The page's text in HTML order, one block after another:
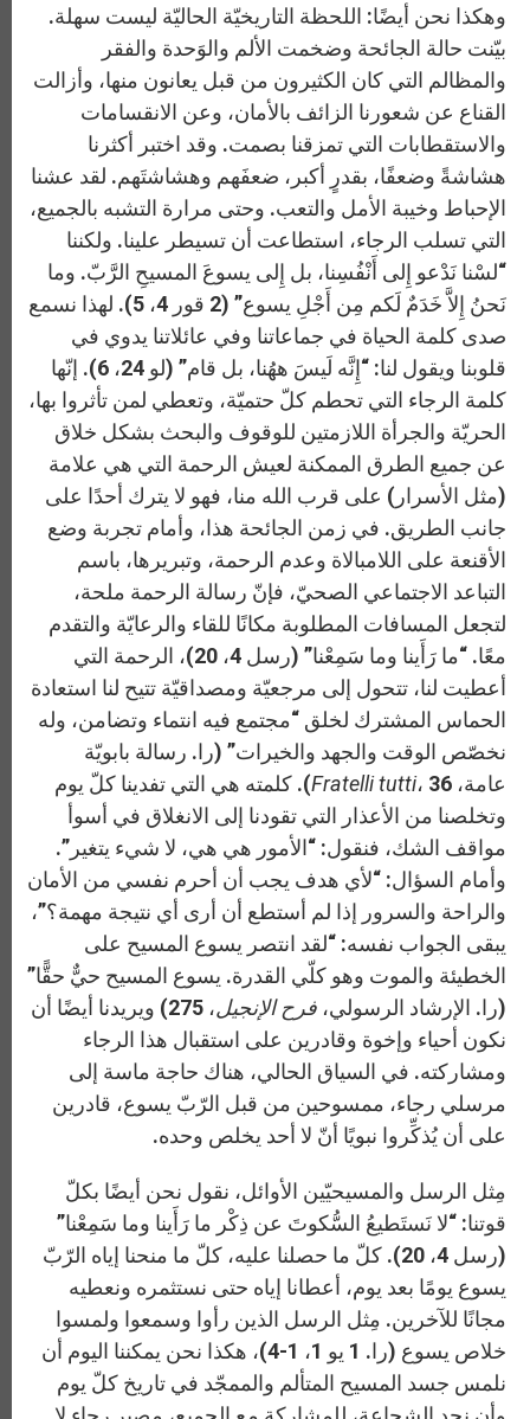
وهكذا نحن أيضًا: اللحظة التاريخيّة الحاليّة ليست سهلة.
بيّنت حالة الجائحة وضخمت الألم والوَحدة والفقر
والمظالم التي كان الكثيرون من قبل يعانون منها، وأزالت
القناع عن شعورنا الزائف بالأمان، وعن الانقسامات
والاستقطابات التي تمزقنا بصمت. وقد اختبر أكثرنا
هشاشةً وضعفًا، بقدرٍ أكبر، ضعفَهم وهشاشتَهم. لقد عشنا
الإحباط وخيبة الأمل والتعب. وحتى مرارة التشبه بالجميع،
التي تسلب الرجاء، استطاعت أن تسيطر علينا. ولكننا
“لسْنا نَدْعو إِلى أَنْفُسِنا، بل إِلى يسوعَ المسيحِ الرَّبّ. وما
نَحنُ إِلاَّ خَدَمٌ لَكم مِن أَجْلِ يسوع” (2 قور 4، 5). لهذا نسمع
صدى كلمة الحياة في جماعاتنا وفي عائلاتنا يدوي في
قلوبنا ويقول لنا: “إِنَّه لَيسَ ههُنا، بل قام” (لو 24، 6). إنّها
كلمة الرجاء التي تحطم كلّ حتميّة، وتعطي لمن تأثروا بها،
الحريّة والجرأة اللازمتين للوقوف والبحث بشكل خلاق
عن جميع الطرق الممكنة لعيش الرحمة التي هي علامة
(مثل الأسرار) على قرب الله منا، فهو لا يترك أحدًا على
جانب الطريق. في زمن الجائحة هذا، وأمام تجربة وضع
الأقنعة على اللامبالاة وعدم الرحمة، وتبريرها، باسم
التباعد الاجتماعي الصحيّ، فإنّ رسالة الرحمة ملحة،
لتجعل المسافات المطلوبة مكانًا للقاء والرعايّة والتقدم
معًا. “ما رَأَينا وما سَمِعْنا” (رسل 4، 20)، الرحمة التي
أعطيت لنا، تتحول إلى مرجعيّة ومصداقيّة تتيح لنا استعادة
الحماس المشترك لخلق “مجتمع فيه انتماء وتضامن، وله
نخصّص الوقت والجهد والخيرات” (را. رسالة بابويّة
عامة،
Fratelli tutti، 36). كلمته هي التي تفدينا كلّ يوم
وتخلصنا من الأعذار التي تقودنا إلى الانغلاق في أسوأ
مواقف الشك، فنقول: “الأمور هي هي، لا شيء يتغير”.
وأمام السؤال: “لأي هدف يجب أن أحرم نفسي من الأمان
والراحة والسرور إذا لم أستطع أن أرى أي نتيجة مهمة؟”،
يبقى الجواب نفسه: “لقد انتصر يسوع المسيح على
الخطيئة والموت وهو كلّي القدرة. يسوع المسيح حيٌّ حقًّا”
(را. الإرشاد الرسولي، فرح الإنجيل
، 275) ويريدنا أيضًا أن
نكون أحياء وإخوة وقادرين على استقبال هذا الرجاء
ومشاركته. في السياق الحالي، هناك حاجة ماسة إلى
مرسلي رجاء، ممسوحين من قبل الرّبّ يسوع، قادرين
على أن يُذكِّروا نبويًا أنّ لا أحد يخلص وحده.
مِثل الرسل والمسيحيّين الأوائل، نقول نحن أيضًا بكلّ
قوتنا: “لا نَستَطيعُ السُّكوتَ عن ذِكْر ما رَأَينا وما سَمِعْنا”
(رسل 4، 20). كلّ ما حصلنا عليه، كلّ ما منحنا إياه الرّبّ
يسوع يومًا بعد يوم، أعطانا إياه حتى نستثمره ونعطيه
مجانًا للآخرين. مِثل الرسل الذين رأوا وسمعوا ولمسوا
خلاص يسوع (را. 1 يو 1، 1-4)، هكذا نحن يمكننا اليوم أن
نلمس جسد المسيح المتألم والممجّد في تاريخ كلّ يوم